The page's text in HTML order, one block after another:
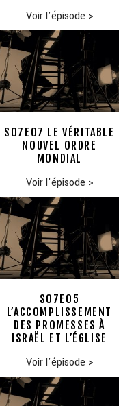
Voir l'épisode >
S07E07 LE VÉRITABLE
NOUVEL ORDRE
MONDIAL
Voir l'épisode >
S07E05
L’ACCOMPLISSEMENT
DES PROMESSES À
ISRAËL ET L’ÉGLISE
Voir l'épisode >